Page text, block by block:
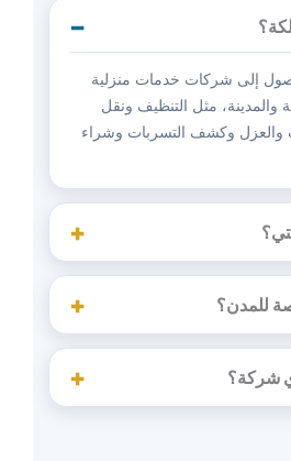
إلى شركات خدمات منزلية
مثل التنظيف ونقل
وكشف التسربات وشراء
للمدن؟
شركة؟